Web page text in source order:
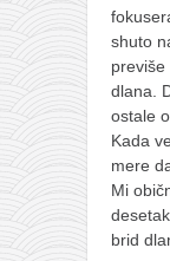
bubishi
kihon
naihanchi
kushanku
passai
shuto
dlana.
ostale
Kada
mere
Mi
brid